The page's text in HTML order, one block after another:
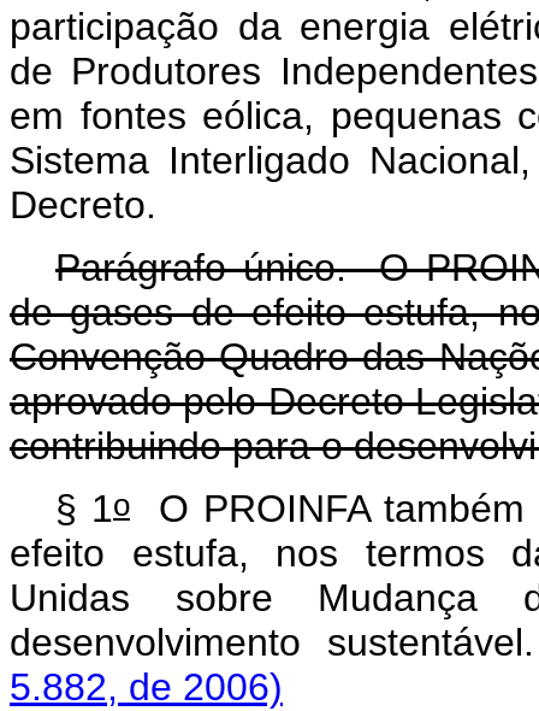
participação da energia
de Produtores
em fontes eólica, pequenas
Sistema Interligado
Decreto.
Parágrafo único. O
de gases de efeito estufa,
Convenção-Quadro das
aprovado pelo Decreto
contribuindo para o
§ 1o O PROINFA
efeito estufa, nos termos
Unidas sobre Mudança
desenvolvimento
5.882, de 2006)